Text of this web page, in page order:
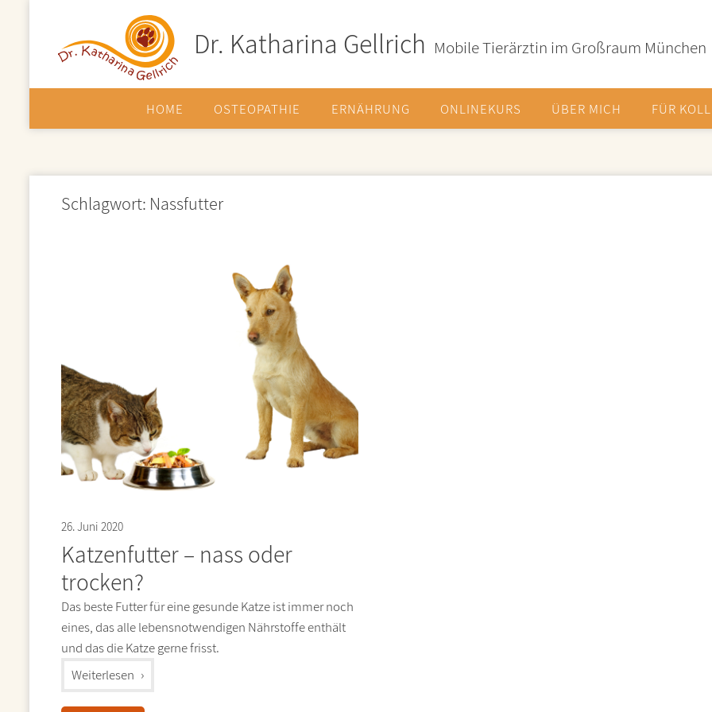
Dr. Katharina Gellrich Mobile Tierärztin im Großraum München
HOME OSTEOPATHIE ERNÄHRUNG ONLINEKURS ÜBER MICH FÜR
Schlagwort: Nassfutter
26. Juni 2020
Katzenfutter – nass oder
trocken?
Das beste Futter für eine gesunde Katze ist immer noch
eines, das alle lebensnotwendigen Nährstoffe enthält
und das die Katze gerne frisst.
Weiterlesen"%s"